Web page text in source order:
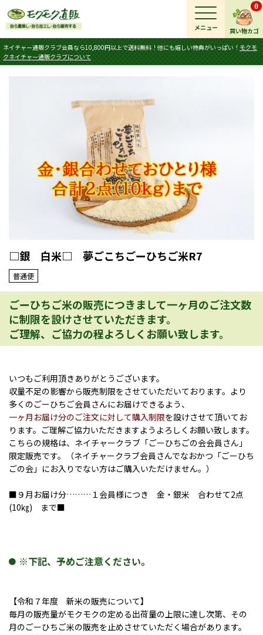
買い物カゴ
0
ネイチャー通販クラブ会員なら10,800円以上で送料無料！他にも嬉しい特典がいっぱい！ モクモ
クネイチャー通販クラブについて
メニュー
□銀 白米□ 夢ごこちごーひちご米R7
普通便
ごーひちご米の販売につきまして一ヶ月のご注文数
に制限を設けさせていただきます。
ご理解、ご協力の程よろしくお願い致します。
いつもご利用頂きありがとうございます。
収量不足の影響から販売制限をさせていただいております。より
多くのごーひちご会員さんにお届けできるよう、
一ヶ月お届け分のご注文に対して購入制限を設けさせて頂いてお
ります。ご理解ご協力いただきますようよろしくお願い致します。
こちらの規格は、ネイチャークラブ「ごーひちごの会会員さん」
限定販売です。（ネイチャークラブ会員さんでなおかつ「ごーひち
ごの会」にお入りでない方はご購入いただけません。）
■９月お届け分………１会員様につき 金・銀米 合わせて2点
(10㎏) まで■
※下記、予めご注意ください。
【令和７年度 新米の販売について】
毎月の販売量がモクモクの定める出荷量の上限に達し次第、その
月のごーひちご米の販売を止めさせていただく場合があります。